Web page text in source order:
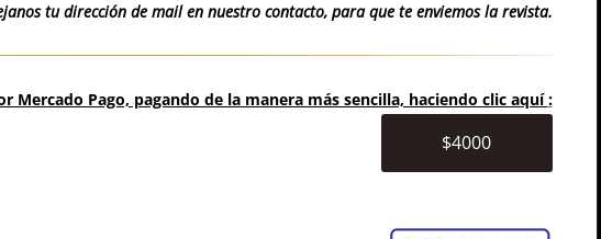
tu dirección de mail en nuestro contacto, para que te enviemos la revista.
Mercado Pago, pagando de la manera más sencilla, haciendo clic aquí:
$4000